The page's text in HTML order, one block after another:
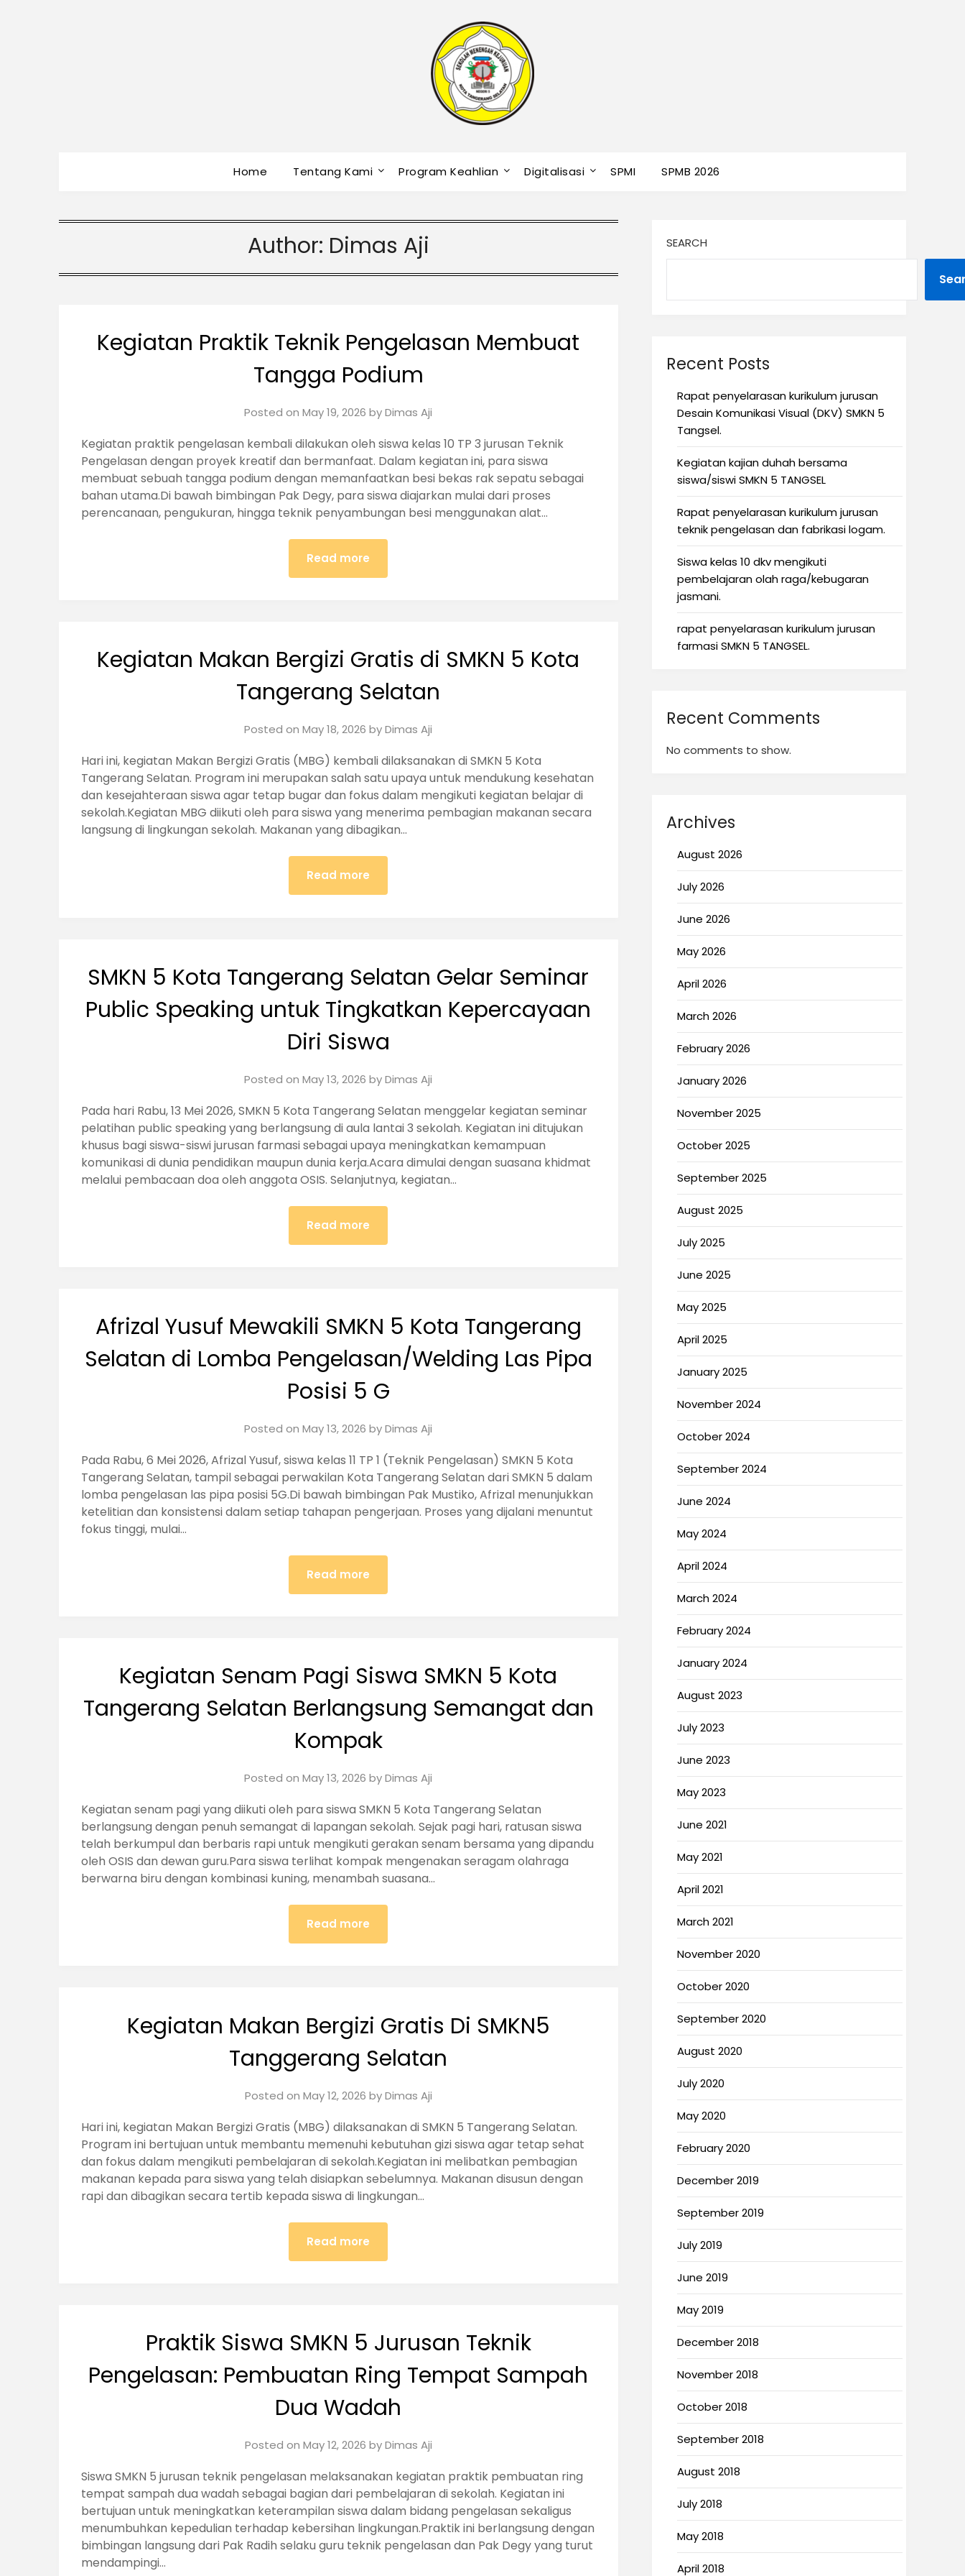
Home Tentang Kami Program Keahlian Digitalisasi SPMI SPMB 2026
Author: Dimas Aji
Kegiatan Praktik Teknik Pengelasan Membuat
Tangga Podium
Posted onMay 19, 2026 byDimas Aji
Kegiatan praktik pengelasan kembali dilakukan oleh siswa kelas 10 TP 3 jurusan Teknik
Pengelasan dengan proyek kreatif dan bermanfaat. Dalam kegiatan ini, para siswa
membuat sebuah tangga podium dengan memanfaatkan besi bekas rak sepatu sebagai
bahan utama.Di bawah bimbingan Pak Degy, para siswa diajarkan mulai dari proses
perencanaan, pengukuran, hingga teknik penyambungan besi menggunakan alat…
Read more
Kegiatan Makan Bergizi Gratis di SMKN 5 Kota
Tangerang Selatan
Posted onMay 18, 2026 byDimas Aji
Hari ini, kegiatan Makan Bergizi Gratis (MBG) kembali dilaksanakan di SMKN 5 Kota
Tangerang Selatan. Program ini merupakan salah satu upaya untuk mendukung kesehatan
dan kesejahteraan siswa agar tetap bugar dan fokus dalam mengikuti kegiatan belajar di
sekolah.Kegiatan MBG diikuti oleh para siswa yang menerima pembagian makanan secara
langsung di lingkungan sekolah. Makanan yang dibagikan…
Read more
SMKN 5 Kota Tangerang Selatan Gelar Seminar
Public Speaking untuk Tingkatkan Kepercayaan
Diri Siswa
Posted onMay 13, 2026 byDimas Aji
Pada hari Rabu, 13 Mei 2026, SMKN 5 Kota Tangerang Selatan menggelar kegiatan seminar
pelatihan public speaking yang berlangsung di aula lantai 3 sekolah. Kegiatan ini ditujukan
khusus bagi siswa-siswi jurusan farmasi sebagai upaya meningkatkan kemampuan
komunikasi di dunia pendidikan maupun dunia kerja.Acara dimulai dengan suasana khidmat
melalui pembacaan doa oleh anggota OSIS. Selanjutnya, kegiatan…
Read more
Afrizal Yusuf Mewakili SMKN 5 Kota Tangerang
Selatan di Lomba Pengelasan/Welding Las Pipa
Posisi 5 G
Posted onMay 13, 2026 byDimas Aji
Pada Rabu, 6 Mei 2026, Afrizal Yusuf, siswa kelas 11 TP 1 (Teknik Pengelasan) SMKN 5 Kota
Tangerang Selatan, tampil sebagai perwakilan Kota Tangerang Selatan dari SMKN 5 dalam
lomba pengelasan las pipa posisi 5G.Di bawah bimbingan Pak Mustiko, Afrizal menunjukkan
ketelitian dan konsistensi dalam setiap tahapan pengerjaan. Proses yang dijalani menuntut
fokus tinggi, mulai…
Read more
Kegiatan Senam Pagi Siswa SMKN 5 Kota
Tangerang Selatan Berlangsung Semangat dan
Kompak
Posted onMay 13, 2026 byDimas Aji
Kegiatan senam pagi yang diikuti oleh para siswa SMKN 5 Kota Tangerang Selatan
berlangsung dengan penuh semangat di lapangan sekolah. Sejak pagi hari, ratusan siswa
telah berkumpul dan berbaris rapi untuk mengikuti gerakan senam bersama yang dipandu
oleh OSIS dan dewan guru.Para siswa terlihat kompak mengenakan seragam olahraga
berwarna biru dengan kombinasi kuning, menambah suasana…
Read more
Kegiatan Makan Bergizi Gratis Di SMKN5
Tanggerang Selatan
Posted on May 12, 2026 byDimas Aji
Hari ini, kegiatan Makan Bergizi Gratis (MBG) dilaksanakan di SMKN 5 Tangerang Selatan.
Program ini bertujuan untuk membantu memenuhi kebutuhan gizi siswa agar tetap sehat
dan fokus dalam mengikuti pembelajaran di sekolah.Kegiatan ini melibatkan pembagian
makanan kepada para siswa yang telah disiapkan sebelumnya. Makanan disusun dengan
rapi dan dibagikan secara tertib kepada siswa di lingkungan…
Read more
Praktik Siswa SMKN 5 Jurusan Teknik
Pengelasan: Pembuatan Ring Tempat Sampah
Dua Wadah
Posted on May 12, 2026 byDimas Aji
Siswa SMKN 5 jurusan teknik pengelasan melaksanakan kegiatan praktik pembuatan ring
tempat sampah dua wadah sebagai bagian dari pembelajaran di sekolah. Kegiatan ini
bertujuan untuk meningkatkan keterampilan siswa dalam bidang pengelasan sekaligus
menumbuhkan kepedulian terhadap kebersihan lingkungan.Praktik ini berlangsung dengan
bimbingan langsung dari Pak Radih selaku guru teknik pengelasan dan Pak Degy yang turut
mendampingi…
SEARCH
Recent Posts
Rapat penyelarasan kurikulum jurusan
Desain Komunikasi Visual (DKV) SMKN 5
Tangsel.
Kegiatan kajian duhah bersama
siswa/siswi SMKN 5 TANGSEL
Rapat penyelarasan kurikulum jurusan
teknik pengelasan dan fabrikasi logam.
Siswa kelas 10 dkv mengikuti
pembelajaran olah raga/kebugaran
jasmani.
rapat penyelarasan kurikulum jurusan
farmasi SMKN 5 TANGSEL.
Recent Comments
No comments to show.
Archives
August 2026
July 2026
June 2026
May 2026
April 2026
March 2026
February 2026
January 2026
November 2025
October 2025
September 2025
August 2025
July 2025
June 2025
May 2025
April 2025
January 2025
November 2024
October 2024
September 2024
June 2024
May 2024
April 2024
March 2024
February 2024
January 2024
August 2023
July 2023
June 2023
May 2023
June 2021
May 2021
April 2021
March 2021
November 2020
October 2020
September 2020
August 2020
July 2020
May 2020
February 2020
December 2019
September 2019
July 2019
June 2019
May 2019
December 2018
November 2018
October 2018
September 2018
August 2018
July 2018
May 2018
April 2018